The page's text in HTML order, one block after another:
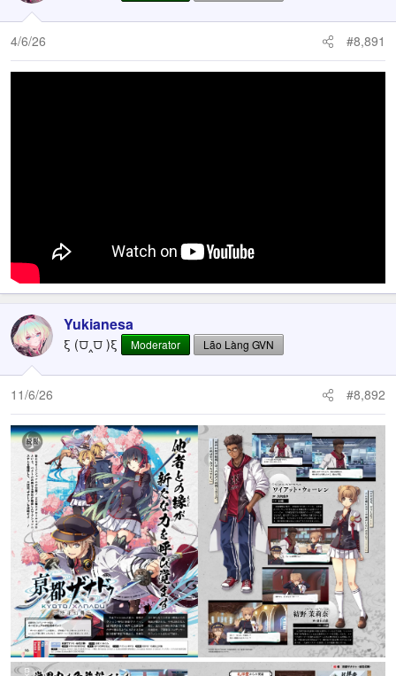
4/6/26 #8,891
Yukianesa
ξ (⩌‸⩌ )ξ Moderator Lão Làng GVN
11/6/26 #8,892